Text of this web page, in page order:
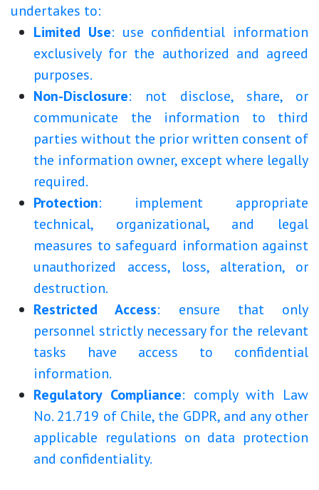
undertakes to:
Limited Use: use confidential information
exclusively for the authorized and agreed
purposes.
Non-Disclosure: not disclose, share, or
communicate the information to third
parties without the prior written consent of
the information owner, except where legally
required.
Protection: implement appropriate
technical, organizational, and legal
measures to safeguard information against
unauthorized access, loss, alteration, or
destruction.
Restricted Access: ensure that only
personnel strictly necessary for the relevant
tasks have access to confidential
information.
Regulatory Compliance: comply with Law
No. 21.719 of Chile, the GDPR, and any other
applicable regulations on data protection
and confidentiality.